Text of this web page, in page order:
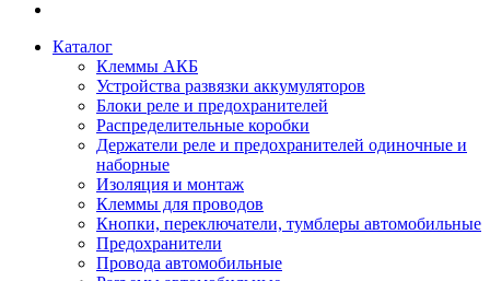
Каталог
Клеммы АКБ
Устройства развязки аккумуляторов
Блоки реле и предохранителей
Распределительные коробки
Держатели реле и предохранителей одиночные и
наборные
Изоляция и монтаж
Клеммы для проводов
Кнопки, переключатели, тумблеры автомобильные
Предохранители
Провода автомобильные